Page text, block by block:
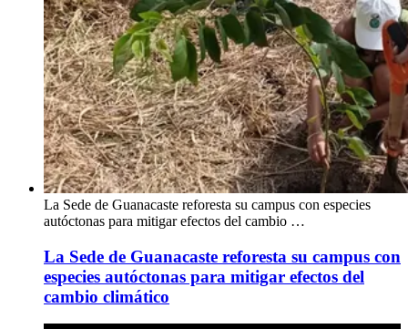
La Sede de Guanacaste reforesta su campus con especies
autóctonas para mitigar efectos del cambio …
La Sede de Guanacaste reforesta su campus con
especies autóctonas para mitigar efectos del
cambio climático